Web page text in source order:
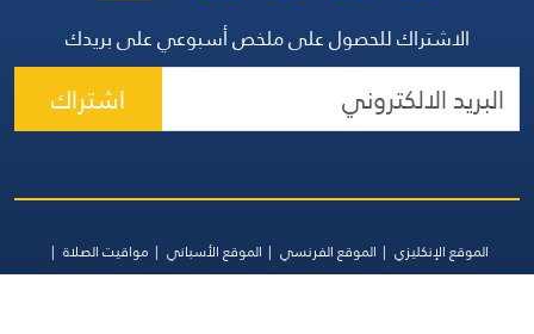
الاشتراك للحصول على ملخص أسبوعي على بريدك
اشتراك
الموقع الإنكليزي الموقع الفرنسي الموقع الأسباني
مواقيت الصلاة
اتصل بنا